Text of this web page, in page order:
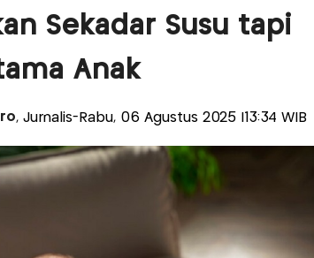
Sekadar Susu tapi
Anak
, Jurnalis-Rabu, 06 Agustus 2025 |13:34 WIB